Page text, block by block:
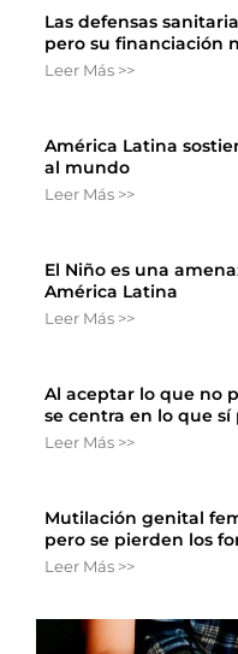
Las defensas
pero su financiación
Leer Más >>
América Latina
al mundo
Leer Más >>
El Niño es una
América Latina
Leer Más >>
Al aceptar lo que no
se centra en lo que sí
Leer Más >>
Mutilación genital
pero se pierden los
Leer Más >>